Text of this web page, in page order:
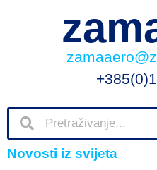
Novosti iz svijeta